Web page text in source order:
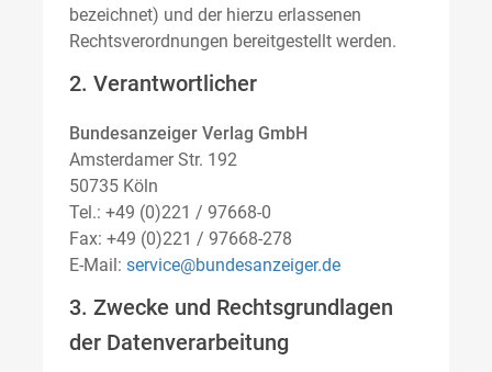
bezeichnet) und der hierzu erlassenen
Rechtsverordnungen bereitgestellt werden.
2. Verantwortlicher
Bundesanzeiger Verlag GmbH
Amsterdamer Str. 192
50735 Köln
Tel.: +49 (0)221 / 97668-0
Fax: +49 (0)221 / 97668-278
E-Mail: service@bundesanzeiger.de
3. Zwecke und Rechtsgrundlagen
der Datenverarbeitung